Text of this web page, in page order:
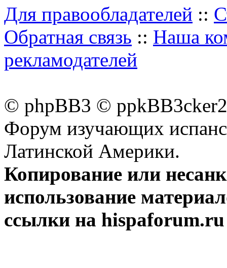
Для правообладателей ::
Обратная связь :: Наша
рекламодателей
© phpBB3 ©
Форум изучающих
Латинской Америки.
Копирование или
использование
ссылки на hispaforum.ru